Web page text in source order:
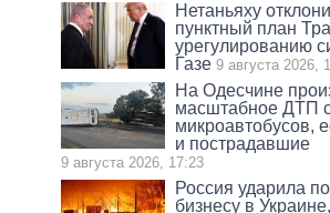
Нетаньяху
пунктный план
урегулированию
Газе 9 августа 2026,
На Одесчине
масштабное ДТП
микроавтобусов,
и пострадавшие
9 августа 2026, 17:23
Россия ударила
бизнесу в